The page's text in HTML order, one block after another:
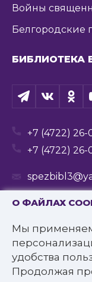
О ФАЙЛАХ
Мы
удобства
Продолжая
Войны
Белгородские
БИБЛИОТЕКА
+7 (4722) 26-
+7 (4722) 26-
© 2016—2022
учреждение
«Белгородская